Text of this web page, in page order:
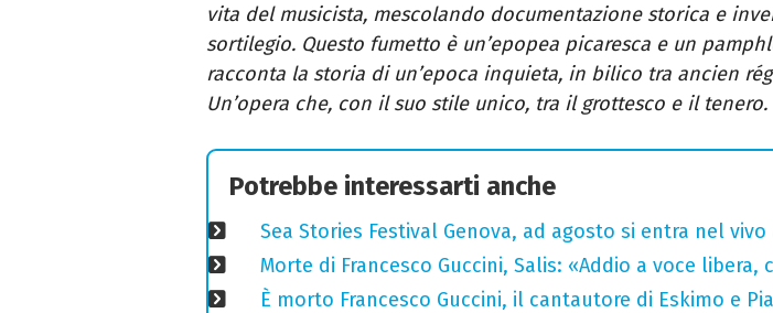
vita del musicista, mescolando documentazione storica e
sortilegio. Questo fumetto è un’epopea picaresca e un
racconta la storia di un’epoca inquieta, in bilico tra ancien
Un’opera che, con il suo stile unico, tra il grottesco e il tenero.
Potrebbe interessarti anche
Sea Stories Festival Genova, ad agosto si entra nel
Morte di Francesco Guccini, Salis: «Addio a voce
È morto Francesco Guccini, il cantautore di Eskimo e